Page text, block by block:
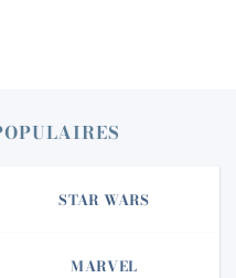
STAR WARS
MARVEL